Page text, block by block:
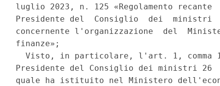
luglio 2023, n. 125 «Regolamento
Presidente del  Consiglio  dei  ministri
concernente l'organizzazione  del
finanze»;
Visto, in particolare, l'art. 1, comma
Presidente del Consiglio dei ministri
quale ha istituito nel Ministero